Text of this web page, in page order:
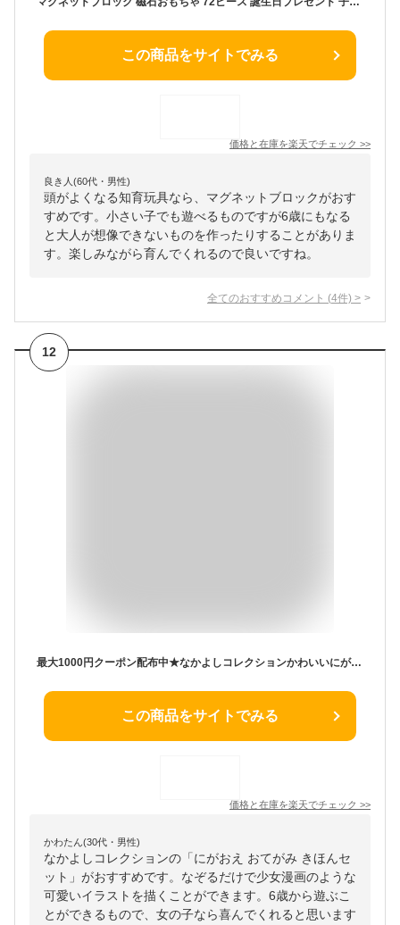
この商品をサイトでみる
価格と在庫を楽天でチェック >>
良き人(60代・男性)
頭がよくなる知育玩具なら、マグネットブロックがおす
すめです。小さい子でも遊べるものですが6歳にもなる
と大人が想像できないものを作ったりすることがありま
す。楽しみながら育んでくれるので良いですね。
全てのおすすめコメント (4件) >
12
最大1000円クーポン配布中★なかよしコレクションかわいいにがおえおてがみきほんセット 1863297 知育玩具 おもちゃ 室内遊び メイキングトイ 6歳~ 玩具 子供 こども キッズ 男の子 女の子 遊び ギフト プレゼント バースデー 誕生日
この商品をサイトでみる
価格と在庫を楽天でチェック >>
かわたん(30代・男性)
なかよしコレクションの「にがおえ おてがみ きほんセ
ット」がおすすめです。なぞるだけで少女漫画のような
可愛いイラストを描くことができます。6歳から遊ぶこ
とができるもので、女の子なら喜んでくれると思います